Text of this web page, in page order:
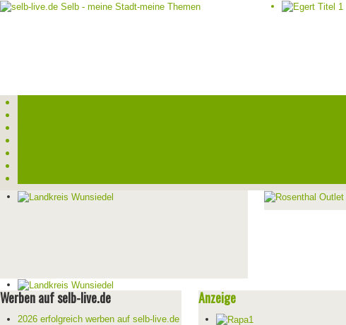
Werben auf selb-live.de
2026 erfolgreich werben auf selb-live.de
Anzeige